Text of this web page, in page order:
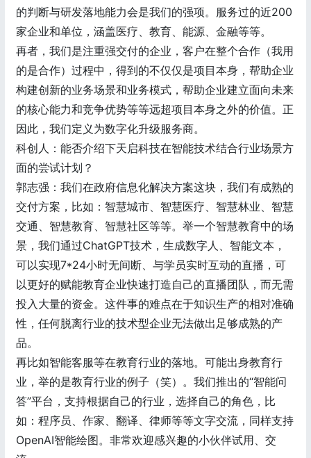
的判断与研发落地能力会是我们的强项。服务过的近200
家企业和单位，涵盖医疗、教育、能源、金融等等。
再者，我们是注重强交付的企业，客户在整个合作（我用
的是合作）过程中，得到的不仅仅是项目本身，帮助企业
构建创新的业务场景和业务模式，帮助企业建立面向未来
的核心能力和竞争优势等等远超项目本身之外的价值。正
因此，我们定义为数字化升级服务商。
科创人：能否介绍下天启科技在智能技术结合行业场景方
面的尝试计划？
郭志强：我们在政府信息化解决方案这块，我们有成熟的
交付方案，比如：智慧城市、智慧医疗、智慧林业、智慧
交通、智慧教育、智慧社区等等。举一个智慧教育中的场
景，我们通过ChatGPT技术，生成数字人、智能文本，
可以实现7*24小时无间断、与学员实时互动的直播，可
以更好的赋能教育企业快速打造自己的直播团队，而无需
投入大量的资金。这件事的难点在于知识生产的相对准确
性，任何脱离行业的技术型企业无法做出足够成熟的产
品。
再比如智能客服等在教育行业的落地。可能出身教育行
业，举的是教育行业的例子（笑）。我们推出的“智能问
答”平台，支持根据自己的行业，选择自己的角色，比
如：程序员、作家、翻译、律师等等文字交流，同样支持
OpenAI智能绘图。非常欢迎感兴趣的小伙伴试用、交